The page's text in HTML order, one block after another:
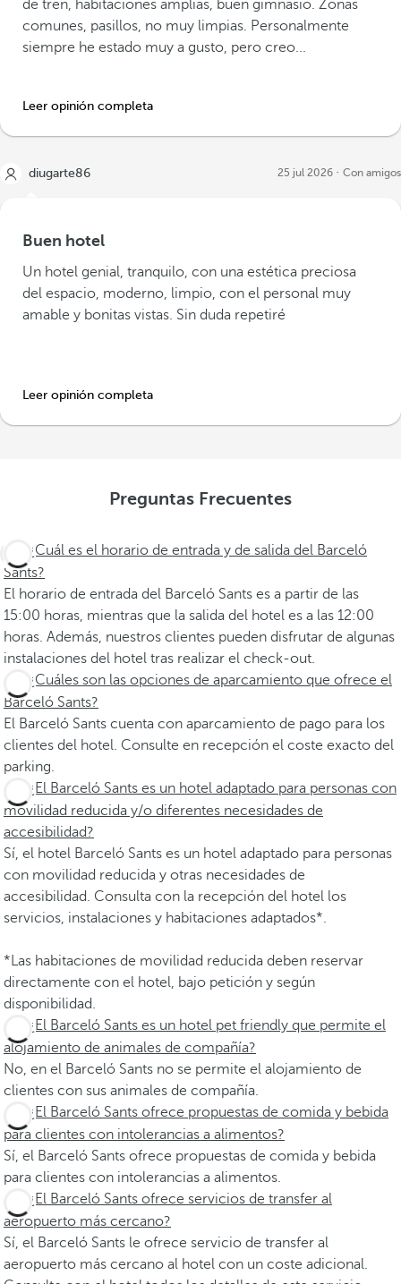
de tren, habitaciones amplias, buen gimnasio. Zonas
comunes, pasillos, no muy limpias. Personalmente
siempre he estado muy a gusto, pero creo...
Leer opinión completa
diugarte86 25 jul 2026 Con amigos
Buen hotel
Un hotel genial, tranquilo, con una estética preciosa
del espacio, moderno, limpio, con el personal muy
amable y bonitas vistas. Sin duda repetiré
Leer opinión completa
Preguntas Frecuentes
¿Cuál es el horario de entrada y de salida del Barceló
Sants?
El horario de entrada del Barceló Sants es a partir de las
15:00 horas, mientras que la salida del hotel es a las 12:00
horas. Además, nuestros clientes pueden disfrutar de algunas
instalaciones del hotel tras realizar el check-out.
¿Cuáles son las opciones de aparcamiento que ofrece el
Barceló Sants?
El Barceló Sants cuenta con aparcamiento de pago para los
clientes del hotel. Consulte en recepción el coste exacto del
parking.
¿El Barceló Sants es un hotel adaptado para personas con
movilidad reducida y/o diferentes necesidades de
accesibilidad?
Sí, el hotel Barceló Sants es un hotel adaptado para personas
con movilidad reducida y otras necesidades de
accesibilidad. Consulta con la recepción del hotel los
servicios, instalaciones y habitaciones adaptados*.
*Las habitaciones de movilidad reducida deben reservar
directamente con el hotel, bajo petición y según
disponibilidad.
¿El Barceló Sants es un hotel pet friendly que permite el
alojamiento de animales de compañía?
No, en el Barceló Sants no se permite el alojamiento de
clientes con sus animales de compañía.
¿El Barceló Sants ofrece propuestas de comida y bebida
para clientes con intolerancias a alimentos?
Sí, el Barceló Sants ofrece propuestas de comida y bebida
para clientes con intolerancias a alimentos.
¿El Barceló Sants ofrece servicios de transfer al
aeropuerto más cercano?
Sí, el Barceló Sants le ofrece servicio de transfer al
aeropuerto más cercano al hotel con un coste adicional.